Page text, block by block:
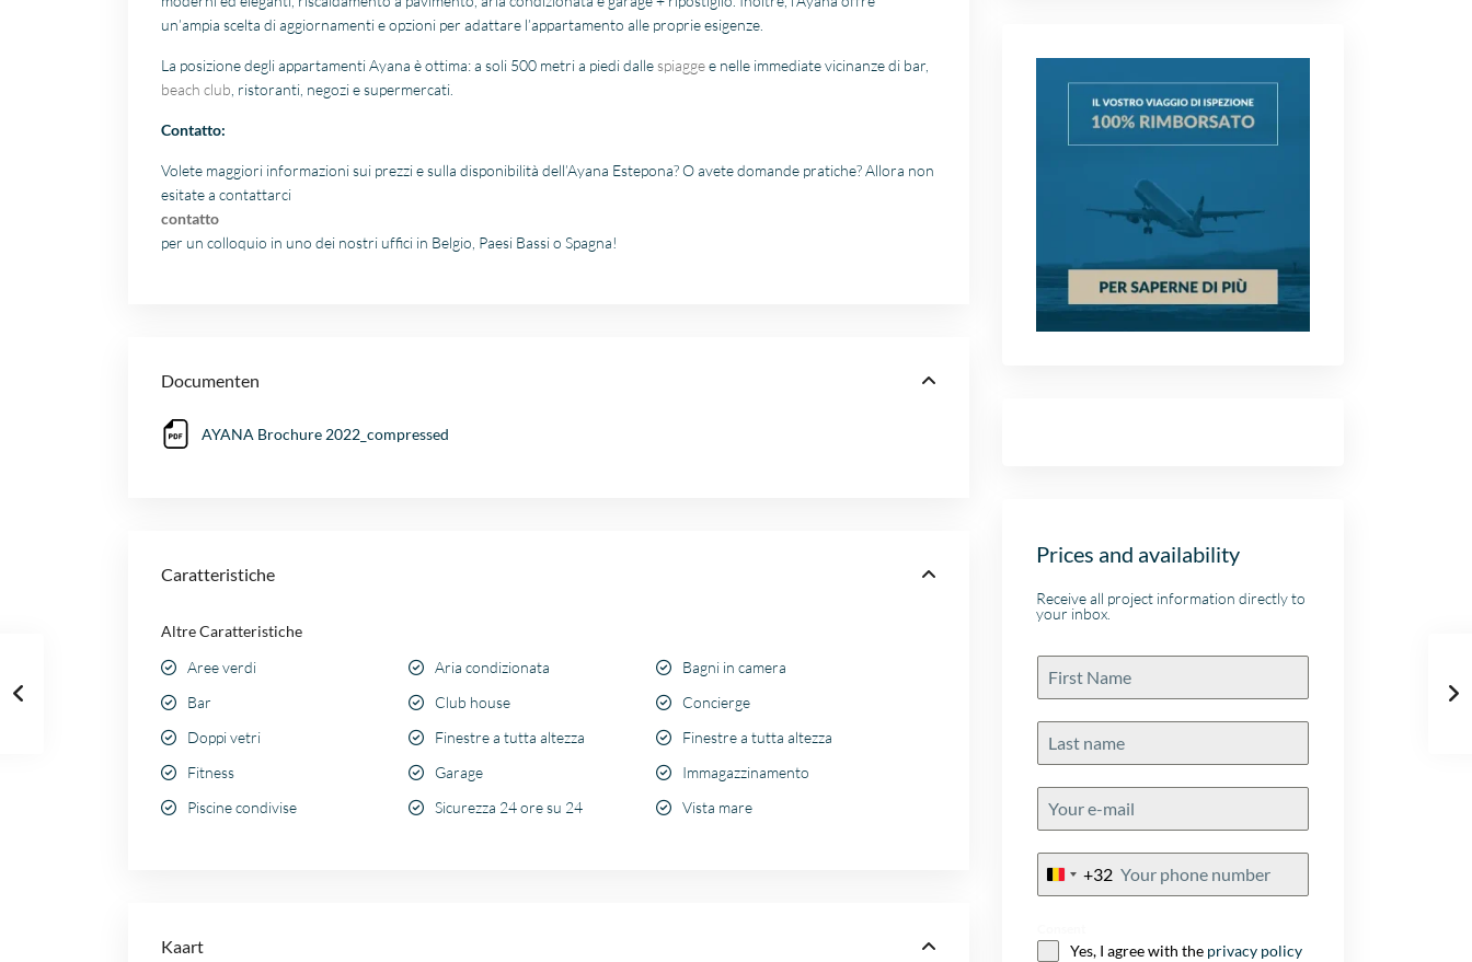
un’ampia scelta di aggiornamenti e opzioni per adattare l’appartamento alle proprie esigenze.
La posizione degli appartamenti Ayana è ottima: a soli 500 metri a piedi dalle spiaggee nelle immediate vicinanze di bar,
beach club , ristoranti, negozi e supermercati.
Contatto:
Volete maggiori informazioni sui prezzi e sulla disponibilità dell’Ayana Estepona? O avete domande pratiche? Allora non
esitate a contattarci
contatto
per un colloquio in uno dei nostri uffici in Belgio, Paesi Bassi o Spagna!
Documenten
AYANA Brochure 2022_compressed
Caratteristiche
Altre Caratteristiche
Aree verdi
Aria condizionata
Bagni in camera
Bar
Club house
Concierge
Doppi vetri
Finestre a tutta altezza
Finestre a tutta altezza
Fitness
Garage
Immagazzinamento
Piscine condivise
Sicurezza 24 ore su 24 Vista mare
Kaart
Prices and availability
Receive all project information directly to
your inbox.
Belgium
+32
Yes, I agree with the privacy policy